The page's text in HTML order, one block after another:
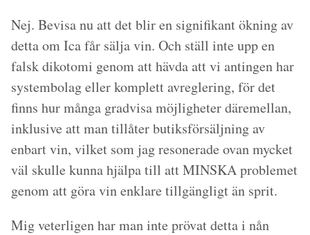
Nej. Bevisa nu att det blir en signifikant ökning av
detta om Ica får sälja vin. Och ställ inte upp en
falsk dikotomi genom att hävda att vi antingen har
systembolag eller komplett avreglering, för det
finns hur många gradvisa möjligheter däremellan,
inklusive att man tillåter butiksförsäljning av
enbart vin, vilket som jag resonerade ovan mycket
väl skulle kunna hjälpa till att MINSKA problemet
genom att göra vin enklare tillgängligt än sprit.
Mig veterligen har man inte prövat detta i nån